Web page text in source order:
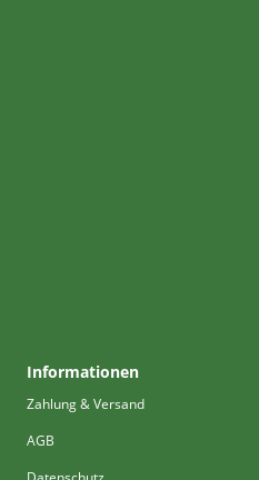
Informationen
Zahlung & Versand
AGB